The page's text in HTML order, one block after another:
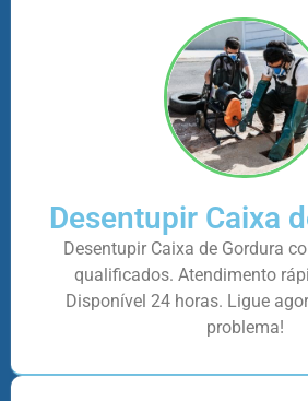
Desentupir Caixa
Desentupir Caixa de Gordura
qualificados. Atendimento
Disponível 24 horas. Ligue
problema!